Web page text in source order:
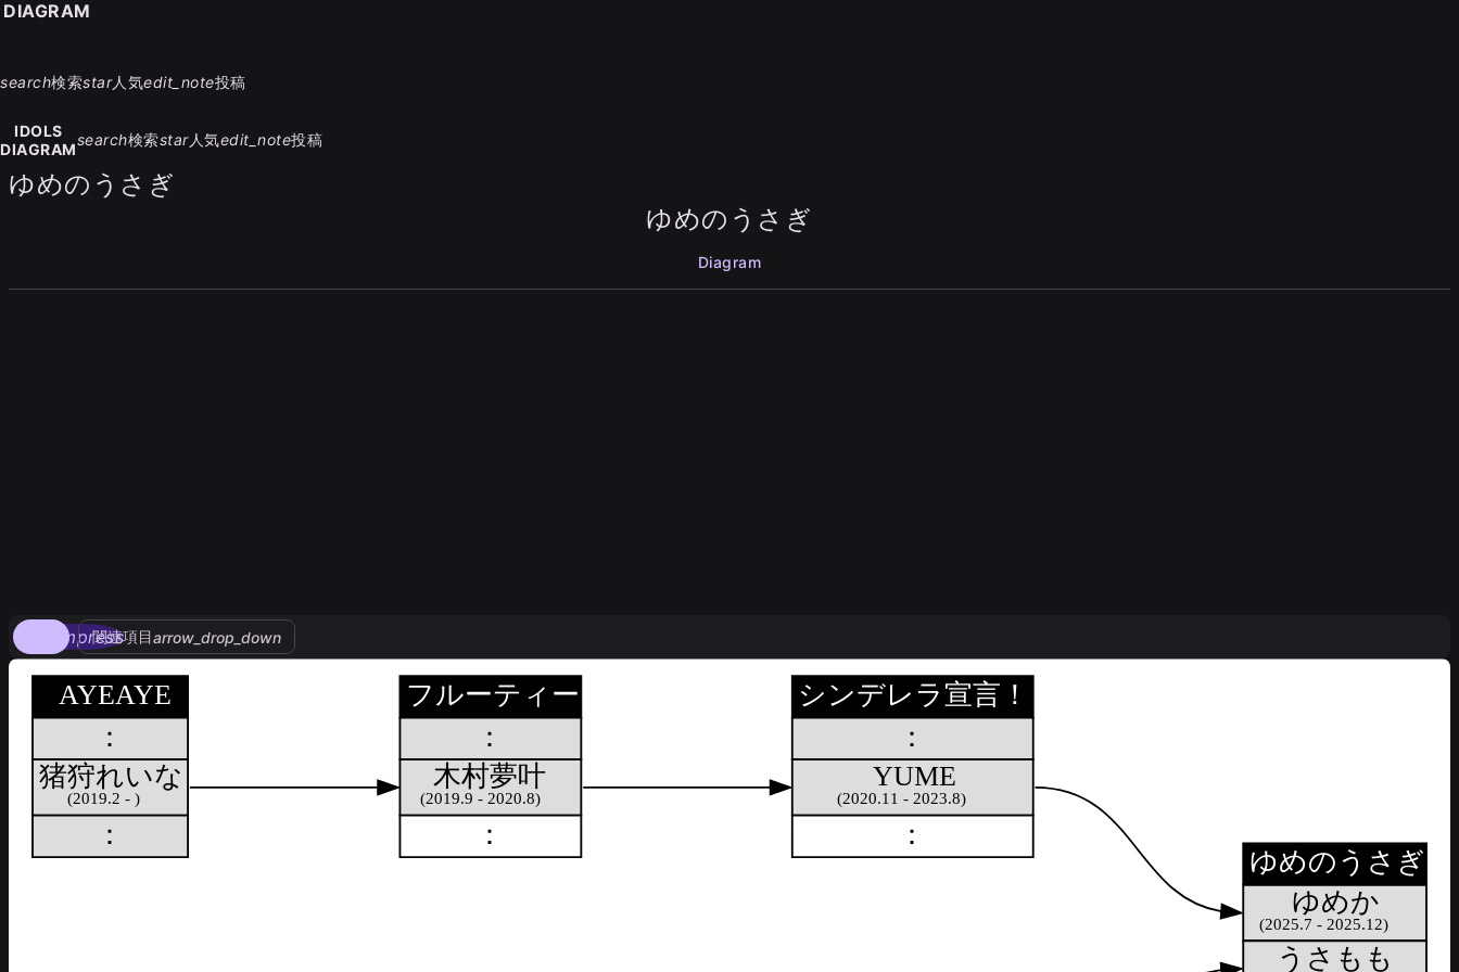
search検索star人気edit_note投稿
IDOLS
DIAGRAM
search検索star人気edit_note投稿
ゆめのうさぎ
ゆめのうさぎ
Diagram
compress
関連項目arrow_drop_down